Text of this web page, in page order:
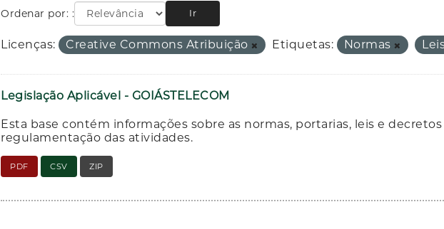
Ordenar por: Ir
Licenças: Creative Commons Atribuição Etiquetas: Normas
Legislação Aplicável - GOIÁSTELECOM
Esta base contém informações sobre as normas, portarias, leis e decretos
regulamentação das atividades.
PDF CSV ZIP